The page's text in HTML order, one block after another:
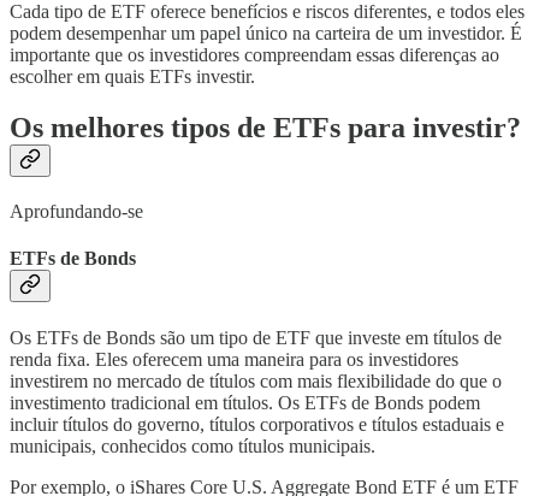
Cada tipo de ETF oferece benefícios e riscos diferentes, e todos eles
podem desempenhar um papel único na carteira de um investidor. É
importante que os investidores compreendam essas diferenças ao
escolher em quais ETFs investir.
Os melhores tipos de ETFs para investir?
Aprofundando-se
ETFs de Bonds
Os ETFs de Bonds são um tipo de ETF que investe em títulos de
renda fixa. Eles oferecem uma maneira para os investidores
investirem no mercado de títulos com mais flexibilidade do que o
investimento tradicional em títulos. Os ETFs de Bonds podem
incluir títulos do governo, títulos corporativos e títulos estaduais e
municipais, conhecidos como títulos municipais.
Por exemplo, o iShares Core U.S. Aggregate Bond ETF é um ETF